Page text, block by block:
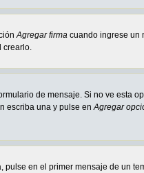
Agregar firma cuando ingrese un
crearlo.
de mensaje. Si no ve esta
escriba una y pulse enAgregar
en el primer mensaje de un